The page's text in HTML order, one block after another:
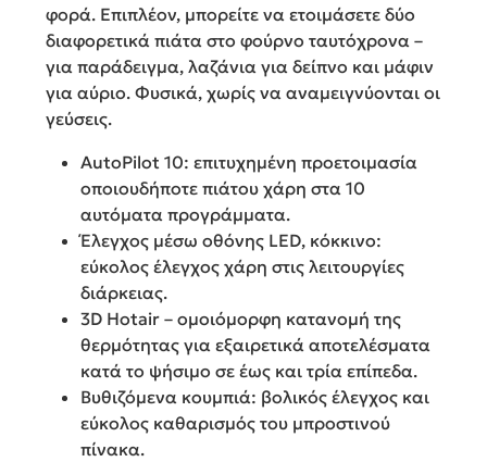
φορά. Επιπλέον, μπορείτε να ετοιμάσετε δύο
διαφορετικά πιάτα στο φούρνο ταυτόχρονα –
για παράδειγμα, λαζάνια για δείπνο και μάφιν
για αύριο. Φυσικά, χωρίς να αναμειγνύονται οι
γεύσεις.
AutoPilot 10: επιτυχημένη προετοιμασία
οποιουδήποτε πιάτου χάρη στα 10
αυτόματα προγράμματα.
Έλεγχος μέσω οθόνης LED, κόκκινο:
εύκολος έλεγχος χάρη στις λειτουργίες
διάρκειας.
3D Hotair – ομοιόμορφη κατανομή της
θερμότητας για εξαιρετικά αποτελέσματα
κατά το ψήσιμο σε έως και τρία επίπεδα.
Bυθιζόμενα κουμπιά: βολικός έλεγχος και
εύκολος καθαρισμός του μπροστινού
πίνακα.